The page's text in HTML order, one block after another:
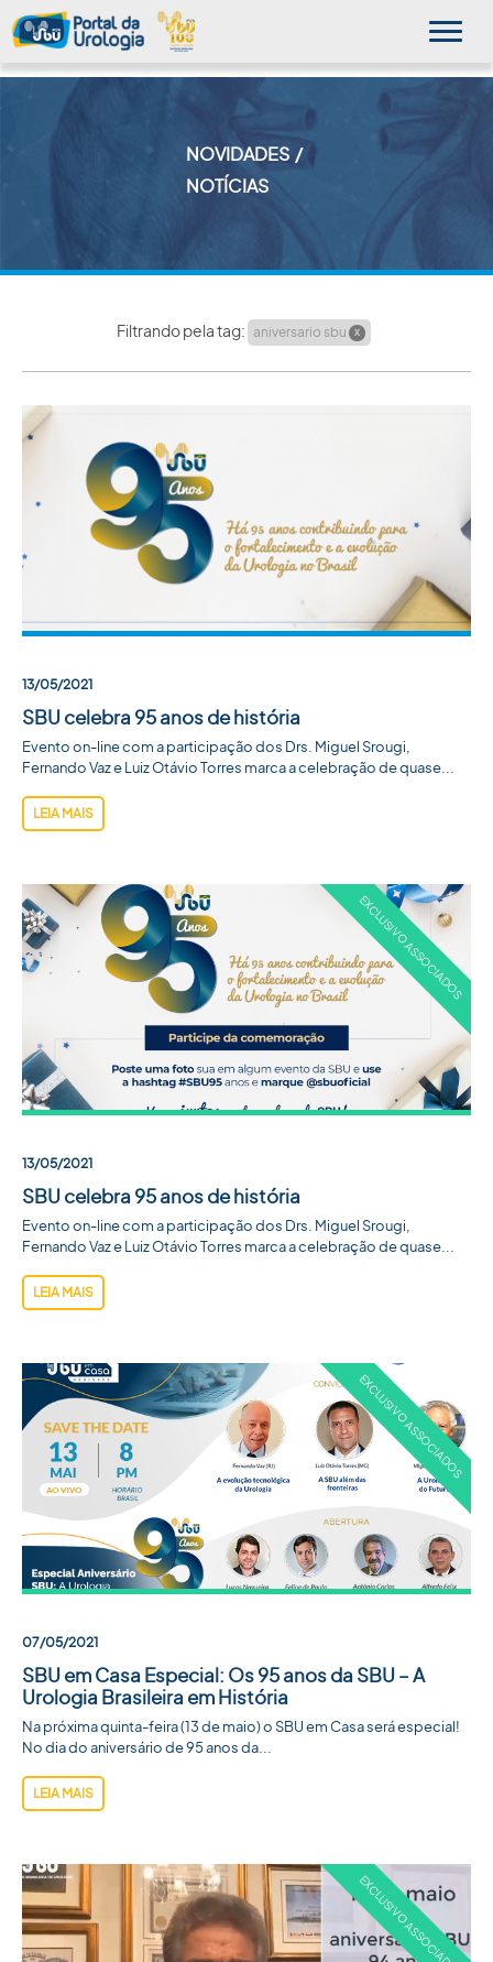
SBU NO CONSULTÓRIO
EDUCAÇÃO CONTINUADA
ACADEMIA SBU
CONTATO
NOVIDADES
NOTÍCIAS
Filtrando pela tag: aniversario sbu X
13/05/2021
SBU celebra 95 anos de história
Evento on-line com a participação dos Drs. Miguel Srougi,
Fernando Vaz e Luiz Otávio Torres marca a celebração de quase...
LEIA MAIS
13/05/2021
SBU celebra 95 anos de história
Evento on-line com a participação dos Drs. Miguel Srougi,
Fernando Vaz e Luiz Otávio Torres marca a celebração de quase...
LEIA MAIS
07/05/2021
SBU em Casa Especial: Os 95 anos da SBU – A
Urologia Brasileira em História
Na próxima quinta-feira (13 de maio) o SBU em Casa será especial!
No dia do aniversário de 95 anos da...
LEIA MAIS